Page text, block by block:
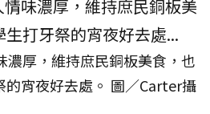
濃厚，維持庶民銅板美食，也
的宵夜好去處。 圖／Carter攝